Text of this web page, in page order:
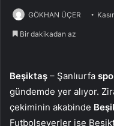
GÖKHAN ÜÇER
Bir dakikadan az
Beşiktaş – Şanlıurfa
gündemde yer alıyor.
çekiminin akabinde
Futbolseverler ise